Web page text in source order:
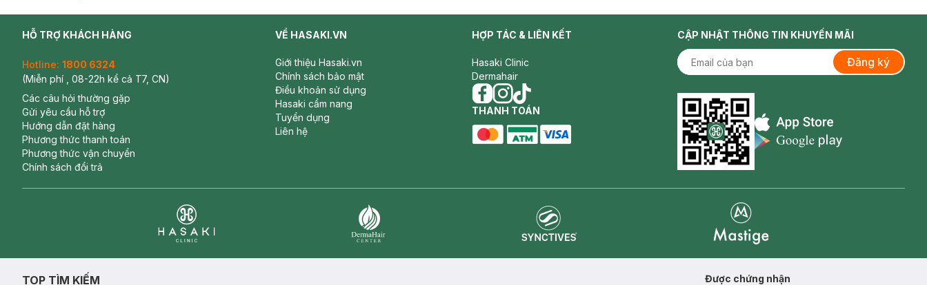
HỖ TRỢ KHÁCH HÀNG
Hotline: 1800 6324
(Miễn phí , 08-22h kể cả T7, CN)
Các câu hỏi thường gặp
Gửi yêu cầu hỗ trợ
Hướng dẫn đặt hàng
Phương thức thanh toán
Phương thức vận chuyển
Chính sách đổi trả
VỀ HASAKI.VN
Giới thiệu Hasaki.vn
Chính sách bảo mật
Điều khoản sử dụng
Hasaki cẩm nang
Tuyển dụng
Liên hệ
HỢP TÁC & LIÊN KẾT
Hasaki Clinic
Dermahair
facebook
instagram
tiktok
THANH TOÁN
CẬP NHẬT THÔNG TIN KHUYẾN MÃI
Đăng ký
Appstore icon
TOP TÌM KIẾM Được chứng nhận